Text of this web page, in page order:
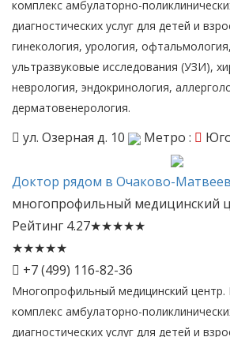
комплекс амбулаторно-
диагностических услуг для детей и
гинекология, урология,
ультразвуковые исследования (УЗИ),
неврология, эндокринология,
дерматовенерология.
ул. Озерная д. 10 Метро :
Доктор рядом в Очаково-
многопрофильный медицинский
Рейтинг 4.27★★★★★
★★★★★
+7 (499) 116-82-36
Многопрофильный медицинский центр.
комплекс амбулаторно-
диагностических услуг для детей и